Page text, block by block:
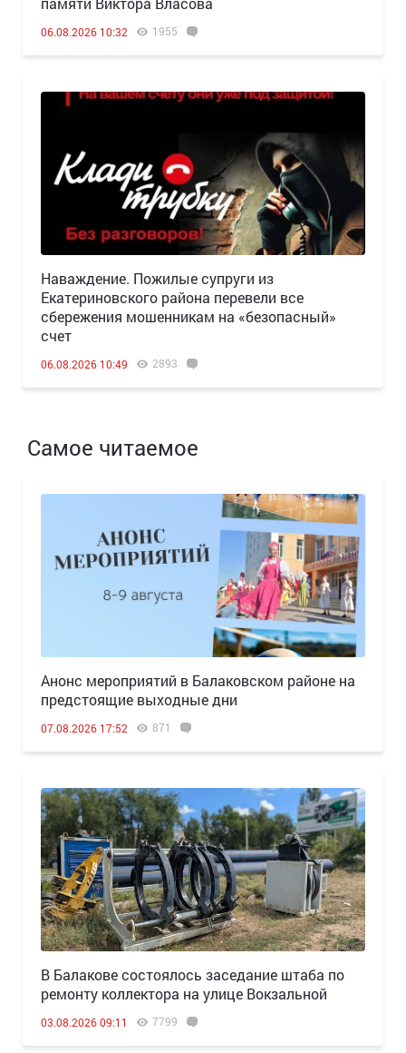
06.08.2026 10:32 1955
Наваждение. Пожилые супруги из
Екатериновского района перевели все
сбережения мошенникам на «безопасный»
счет
06.08.2026 10:49 2893
Самое читаемое
Анонс мероприятий в Балаковском районе на
предстоящие выходные дни
07.08.2026 17:52 871
В Балакове состоялось заседание штаба по
ремонту коллектора на улице Вокзальной
03.08.2026 09:11 7799